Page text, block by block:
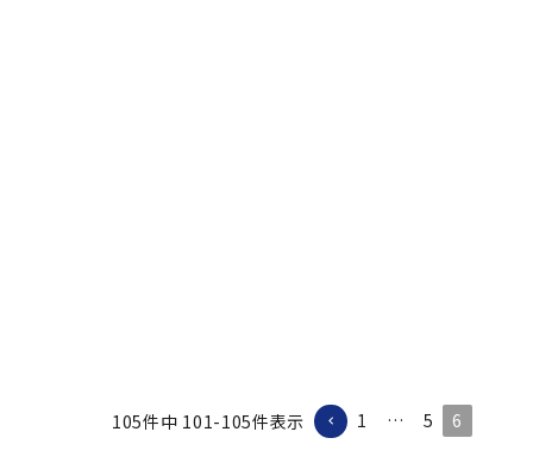
105件中 101-105件表示 1 … 5 6